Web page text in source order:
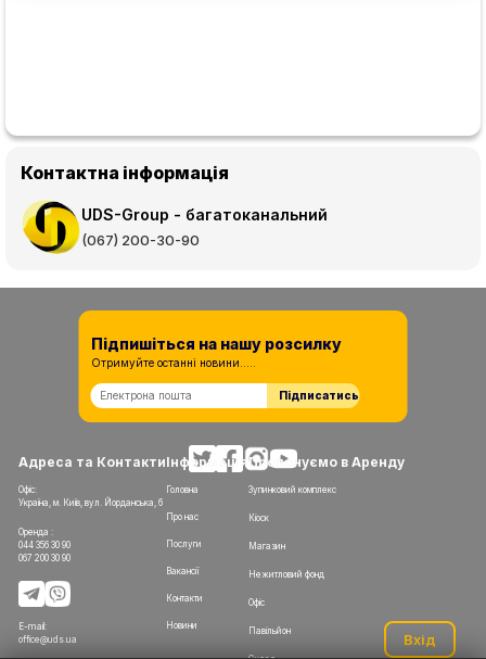
Контактна інформація
UDS-Group - багатоканальний
(067) 200-30-90
Адреса та Контакти
Офіс:
Україна, м. Київ, вул. Йорданська, 6
Оренда :
044 356 30 90
067 200 30 90
E-mail:
office@uds.ua
Пропонуємо в Аренду
Зупинковий комплекс
Кіоск
Магазин
Нежитловий фонд
Офіс
Павільйон
Інформація
Головна
Про нас
Послуги
Вакансії
Контакти
Новини
Підпишіться на нашу розсилку
Отримуйте останні новини.....
Підписатись
Вхід